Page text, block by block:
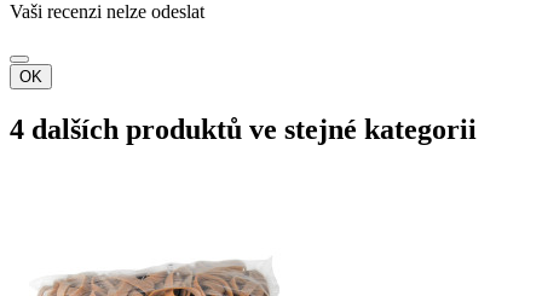
Vaši recenzi nelze odeslat
OK
4 dalších produktů ve stejné kategorii